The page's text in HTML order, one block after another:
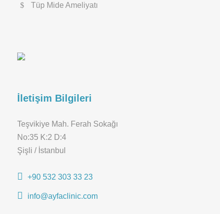
Tüp Mide Ameliyatı
İletişim Bilgileri
Teşvikiye Mah. Ferah Sokağı
No:35 K:2 D:4
Şişli / İstanbul
+90 532 303 33 23
info@ayfaclinic.com